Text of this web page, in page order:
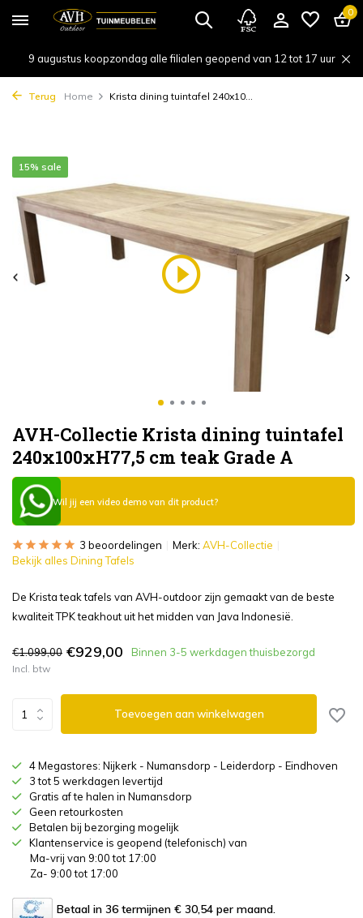
0
9 augustus koopzondag alle filialen geopend van 12 tot 17 uur
Terug Home Krista dining tuintafel 240x10...
AVH-Collectie Krista dining tuintafel
240x100xH77,5 cm teak Grade A
15% sale
Wil jij een video demo van dit product?
3 beoordelingen Merk: AVH-Collectie
Bekijk alles Dining Tafels
De Krista teak tafels van AVH-outdoor zijn gemaakt van de beste
kwaliteit TPK teakhout uit het midden van Java Indonesië.
€1.099,00 €929,00 Binnen 3-5 werkdagen thuisbezorgd
Incl. btw
Toevoegen aan winkelwagen
4 Megastores: Nijkerk - Numansdorp - Leiderdorp - Eindhoven
3 tot 5 werkdagen levertijd
Gratis af te halen in Numansdorp
Geen retourkosten
Betalen bij bezorging mogelijk
Klantenservice is geopend (telefonisch) van
Ma-vrij van 9:00 tot 17:00
Za- 9:00 tot 17:00
Betaal in 36 termijnen € 30,54 per maand.